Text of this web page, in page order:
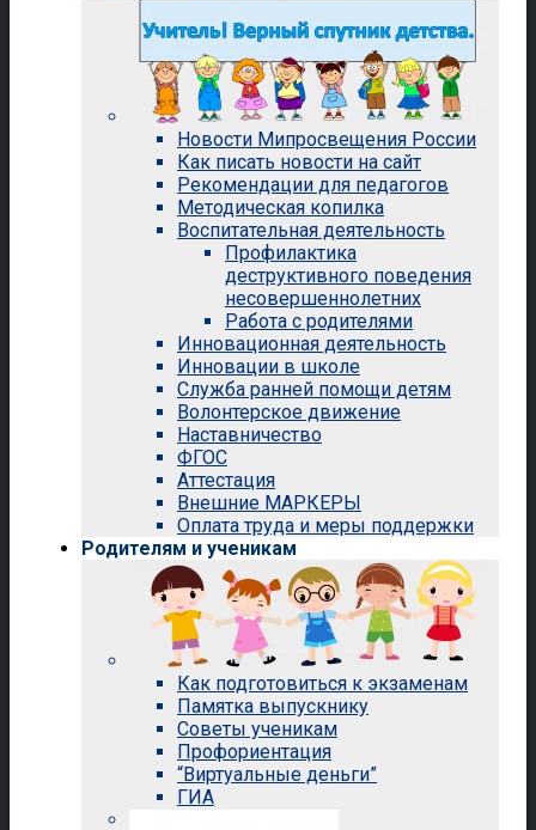
Новости Мипросвещения России
Как писать новости на сайт
Рекомендации для педагогов
Методическая копилка
Воспитательная деятельность
Профилактика
деструктивного поведения
несовершеннолетних
Работа с родителями
Инновационная деятельность
Инновации в школе
Служба ранней помощи детям
Волонтерское движение
Наставничество
ФГОС
Аттестация
Внешние МАРКЕРЫ
Оплата труда и меры поддержки
Родителям и ученикам
Как подготовиться к экзаменам
Памятка выпускнику
Советы ученикам
Профориентация
“Виртуальные деньги”
ГИА